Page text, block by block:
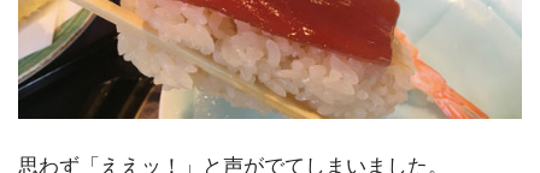
思わず「ええッ！」と声がでてしまいました。